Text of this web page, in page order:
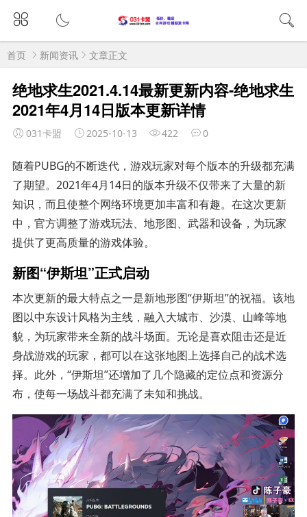
首页 新闻资讯 文章正文
绝地求生2021.4.14最新更新内容-绝地求生
2021年4月14日版本更新详情
031卡盟 2025-10-13 422 0
随着PUBG的不断迭代，游戏玩家对每个版本的升级都充满
了期望。2021年4月14日的版本升级不仅带来了大量的新
知识，而且使整个网络环境更加丰富和有趣。在这次更新
中，官方调整了游戏玩法、地形图、武器和设备，为玩家
提供了更高质量的游戏体验。
新图“伊斯坦”正式启动
本次更新的最大特点之一是新地形图“伊斯坦”的祝福。该地
图以中东设计风格为主线，融入大城市、沙漠、山峰等地
貌，为玩家带来全新的战斗场面。无论是喜欢阻击还是近
身战游戏的玩家，都可以在这张地图上选择自己的战术选
择。此外，“伊斯坦”还增加了几个隐藏的定位点和资源分
布，使每一场战斗都充满了未知和挑战。